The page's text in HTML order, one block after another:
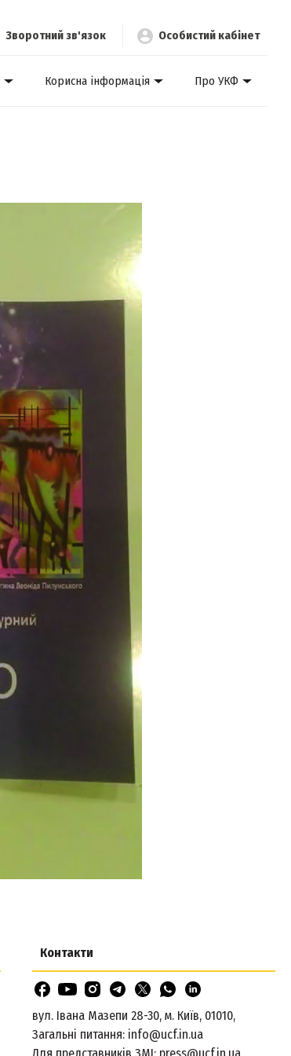
Зворотний зв'язок Особистий кабінет
Корисна інформація Про УКФ
Контакти
вул. Івана Мазепи 28-30, м. Київ, 01010,
Загальні питання: info@ucf.in.ua